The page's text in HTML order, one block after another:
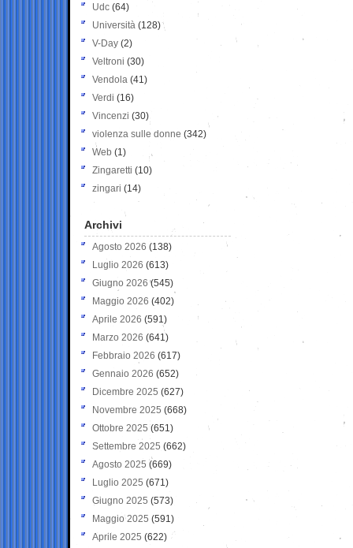
Udc (64)
Università (128)
V-Day (2)
Veltroni (30)
Vendola (41)
Verdi (16)
Vincenzi (30)
violenza sulle donne (342)
Web (1)
Zingaretti (10)
zingari (14)
Archivi
Agosto 2026 (138)
Luglio 2026 (613)
Giugno 2026 (545)
Maggio 2026 (402)
Aprile 2026 (591)
Marzo 2026 (641)
Febbraio 2026 (617)
Gennaio 2026 (652)
Dicembre 2025 (627)
Novembre 2025 (668)
Ottobre 2025 (651)
Settembre 2025 (662)
Agosto 2025 (669)
Luglio 2025 (671)
Giugno 2025 (573)
Maggio 2025 (591)
Aprile 2025 (622)